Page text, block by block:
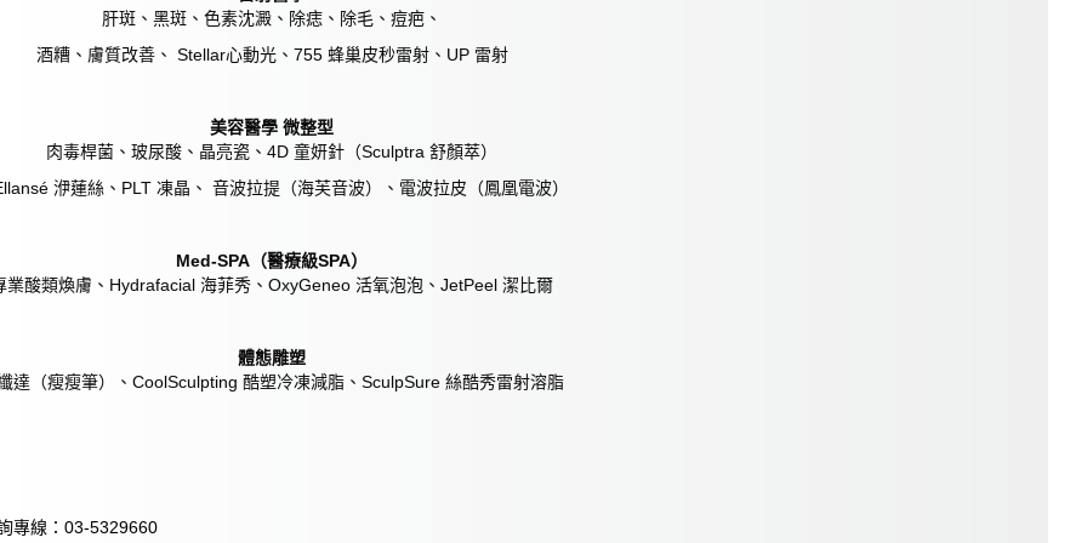
肝斑、黑斑、色素沈澱、除痣、除毛、痘疤、
酒糟、膚質改善、 Stellar心動光、755 蜂巢皮秒雷射、UP 雷射
美容醫學 微整型
肉毒桿菌、玻尿酸、晶亮瓷、4D 童妍針（Sculptra 舒顏萃）
洢蓮絲、PLT 凍晶、 音波拉提（海芙音波）、電波拉皮（鳳凰電波）
Med-SPA（醫療級SPA）
業酸類煥膚、Hydrafacial 海菲秀、OxyGeneo 活氧泡泡、JetPeel 潔比爾
體態雕塑
達（瘦瘦筆）、CoolSculpting 酷塑冷凍減脂、SculpSure 絲酷秀雷射溶脂
專線：03-5329660